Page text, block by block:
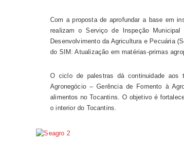
Com a proposta de aprofundar a base em
realizam o Serviço de Inspeção
Desenvolvimento da Agricultura e Pecuária
do SIM: Atualização em matérias-primas
O ciclo de palestras dá continuidade aos
Agronegócio – Gerência de Fomento à
alimentos no Tocantins. O objetivo é
o interior do Tocantins.